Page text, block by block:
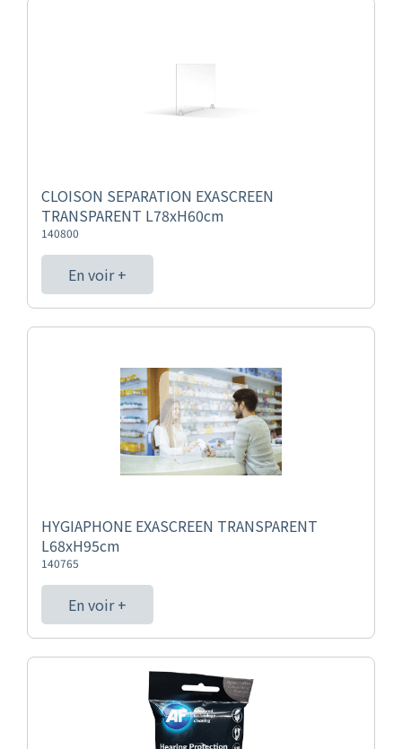
CLOISON SEPARATION EXASCREEN
TRANSPARENT L78xH60cm
140800
En voir +
HYGIAPHONE EXASCREEN TRANSPARENT
L68xH95cm
140765
En voir +